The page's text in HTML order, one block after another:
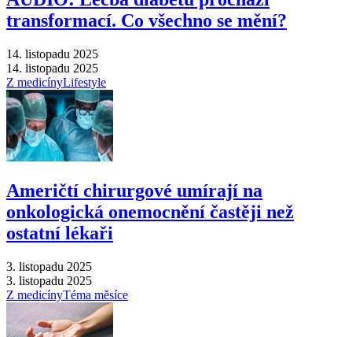
transformací. Co všechno se mění?
14. listopadu 2025
14. listopadu 2025
Z medicínyLifestyle
Američtí chirurgové umírají na
onkologická onemocnění častěji než
ostatní lékaři
3. listopadu 2025
3. listopadu 2025
Z medicínyTéma měsíce